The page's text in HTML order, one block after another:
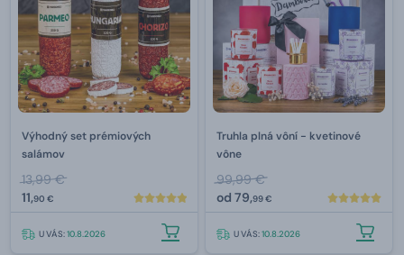
Výhodný set prémiových
salámov
13,99 €
11,90 €
U VÁS:10.8.2026
Truhla plná vôní - kvetinové
vône
99,99 €
od 79,99 €
U VÁS:10.8.2026